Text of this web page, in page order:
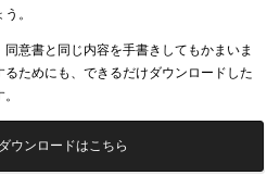
。
意書と同じ内容を手書きしてもかまいま
ためにも、できるだけダウンロードした
ウンロードはこちら